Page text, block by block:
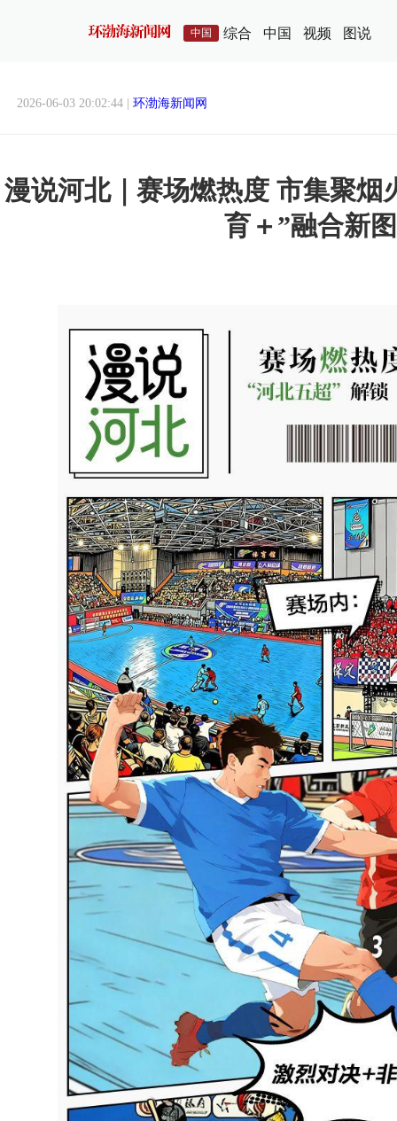
中国 综合 中国 视频 图说
2026-06-03 20:02:44 | 环渤海新闻网
漫说河北｜赛场燃热度 市集聚烟
育＋”融合新